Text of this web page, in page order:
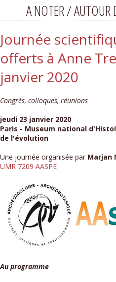
A NOTER / AUTOUR
Journée
offerts à Anne
janvier 2020
Congrès, colloques, réunions
jeudi 23 janvier 2020
Paris - Museum national
de l'évolution
Une journée organisée par Marjan
UMR 7209 AASPE
Au programme